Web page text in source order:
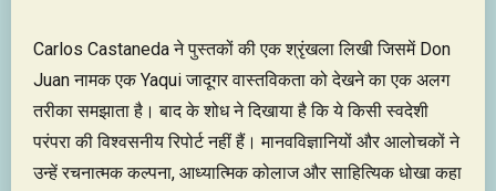
Carlos Castaneda ने पुस्तकों की एक श्रृंखला लिखी जिसमें Don
Juan नामक एक Yaqui जादूगर वास्तविकता को देखने का एक अलग
तरीका समझाता है। बाद के शोध ने दिखाया है कि ये किसी स्वदेशी
परंपरा की विश्वसनीय रिपोर्ट नहीं हैं। मानवविज्ञानियों और आलोचकों ने
उन्हें रचनात्मक कल्पना, आध्यात्मिक कोलाज और साहित्यिक धोखा कहा